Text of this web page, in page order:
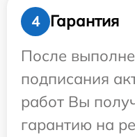
4
Гарантия
После
подписания
работ Вы
гарантию на